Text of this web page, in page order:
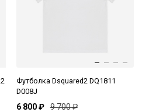
Футболка Dsquared2 DQ1811
D008J
6 800 ₽ 9 700 ₽